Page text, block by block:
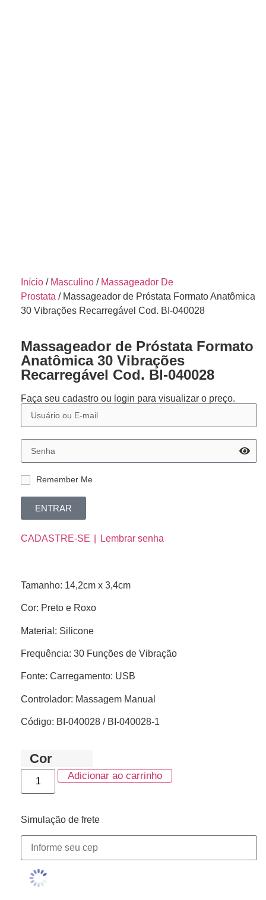
Início / Masculino / Massageador De
Prostata / Massageador de Próstata Formato Anatômica
30 Vibrações Recarregável Cod. BI-040028
Massageador de Próstata Formato
Anatômica 30 Vibrações
Recarregável Cod. BI-040028
Faça seu cadastro ou login para visualizar o preço.
Remember Me
ENTRAR
CADASTRE-SE Lembrar senha
Tamanho: 14,2cm x 3,4cm
Cor: Preto e Roxo
Material: Silicone
Frequência: 30 Funções de Vibração
Fonte: Carregamento: USB
Controlador: Massagem Manual
Código: BI-040028 / BI-040028-1
Cor
Adicionar ao carrinho
Simulação de frete